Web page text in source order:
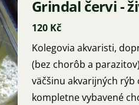
Grindal červi -
120 Kč
Kolegovia akvaristi,
(bez chorôb a
väčšinu akvarijných rýb
kompletne vybavené